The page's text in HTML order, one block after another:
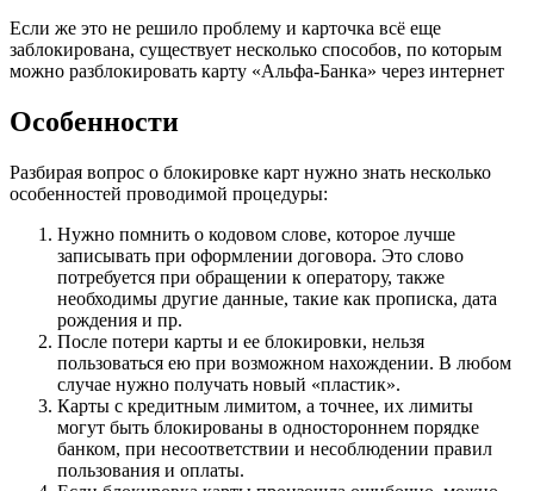
Если же это не решило проблему и карточка всё еще
заблокирована, существует несколько способов, по которым
можно разблокировать карту «Альфа-Банка» через интернет
Особенности
Разбирая вопрос о блокировке карт нужно знать несколько
особенностей проводимой процедуры:
Нужно помнить о кодовом слове, которое лучше
записывать при оформлении договора. Это слово
потребуется при обращении к оператору, также
необходимы другие данные, такие как прописка, дата
рождения и пр.
После потери карты и ее блокировки, нельзя
пользоваться ею при возможном нахождении. В любом
случае нужно получать новый «пластик».
Карты с кредитным лимитом, а точнее, их лимиты
могут быть блокированы в одностороннем порядке
банком, при несоответствии и несоблюдении правил
пользования и оплаты.